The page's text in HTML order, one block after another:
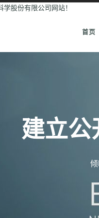
股份有限公司网站！
首页
建立公